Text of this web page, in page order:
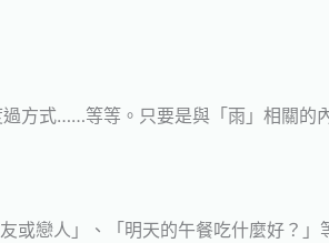
方式……等等。只要是與「雨」相關的
戀人」、「明天的午餐吃什麼好？」